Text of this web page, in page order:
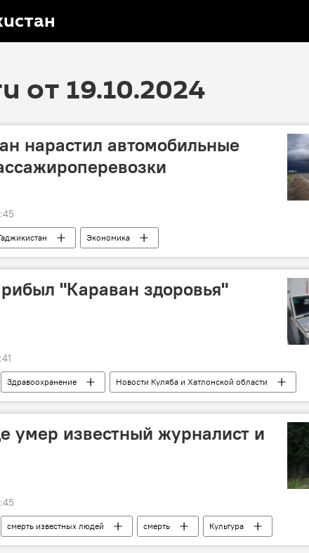
от 19.10.2024
нарастил автомобильные
Экономика
"Караван здоровья"
Здравоохранение Новости Куляба и Хатлонской области
умер известный журналист и
смерть известных людей смерть
Культура
области